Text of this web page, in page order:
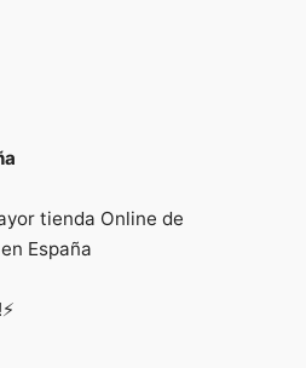
tienda Online de
España